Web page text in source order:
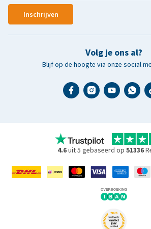
Inschrijven
Volg je ons al?
Blijf op de hoogte via onze social
4.6uit 5 gebaseerd op 51336